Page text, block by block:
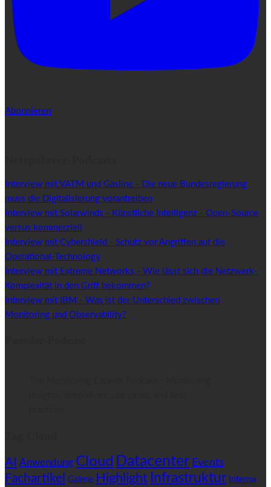
Abonnieren
Interview mit VATM und Gasline - Die neue Bundesregierung
muss die Digitalisierung vorantreiben
Interview mit Solarwinds - Künstliche Intelligenz - Open-Source
versus kommerziell
Interview mit Cybershield - Schutz vor Angriffen auf die
Operational-Technology
Interview mit Extreme Networks - Wie lässt sich die Netzwerk-
Komplexität in den Griff bekommen?
Interview mit IBM - Was ist der Unterschied zwischen
Monitoring und Observability?
AI Anwendung Cloud Datacenter Events
Fachartikel Galerie Highlight Infrastruktur Interna